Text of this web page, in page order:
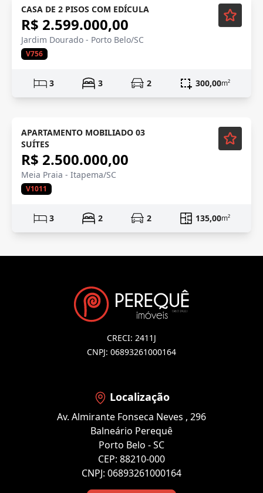
Mobiliado
CASA DE 2 PISOS COM EDÍCULA
R$ 2.599.000,00
Jardim Dourado - Porto Belo/SC
V756
3 3 2 300,00m²
Mobiliado
APARTAMENTO MOBILIADO 03
SUÍTES
R$ 2.500.000,00
Meia Praia - Itapema/SC
V1011
3 2 2 135,00m²
CRECI: 2411J
CNPJ: 06893261000164
Localização
Av. Almirante Fonseca Neves , 296
Balneário Perequê
Porto Belo - SC
CEP: 88210-000
CNPJ: 06893261000164